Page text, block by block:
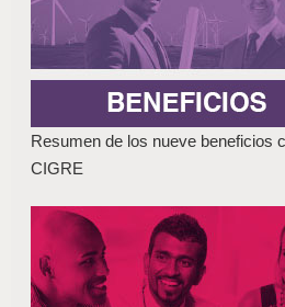
Resumen de los nueve beneficios
CIGRE